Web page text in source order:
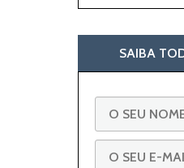
SAIBA